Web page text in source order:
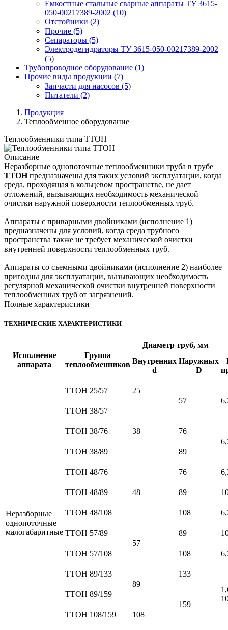
Емкостные стальные сварные аппараты ТУ 3615-
050-00217389-2002 (10)
Отстойники (2)
Прочие (5)
Сепараторы (5)
Электродегидраторы ТУ 3615-050-00217389-2002
(5)
Трубопроводное оборудование (1)
Прочие виды продукции (7)
Запчасти для насосов (5)
Питатели (2)
Продукция
Теплообменное оборудование
Теплообменники типа ТТОН
Описание
Неразборные однопоточные теплообменники труба в трубе
ТТОНпредназначены для таких условий эксплуатации, когда
среда, проходящая в кольцевом пространстве, не дает
отложений, вызывающих необходимость механической
очистки наружной поверхности теплообменных труб.
Аппараты с приварными двойниками (исполнение 1)
предназначены для условий, когда среда трубного
пространства также не требует механической очистки
внутренней поверхности теплообменных труб.
Аппараты со съемными двойниками (исполнение 2) наиболее
пригодны для эксплуатации, вызывающих необходимость
регулярной механической очистки внутренней поверхности
теплообменных труб от загрязнений.
Полные характеристики
ТЕХНИЧЕСКИЕ ХАРАКТЕРИСТИКИ
Исполнение
аппарата
Группа
теплообменников
Диаметр труб, мм
Внутренних
d
Наружных
D
Неразборные
однопоточные
малогабаритные
ТТОН 25/57
25
57
ТТОН 38/57
38
ТТОН 38/76
76
ТТОН 38/89
89
ТТОН 48/76
48
76
ТТОН 48/89 89
ТТОН 48/108 108
ТТОН 57/89
57
89
ТТОН 57/108 108
ТТОН 89/133
89
133
ТТОН 89/159
159
ТТОН 108/159
108